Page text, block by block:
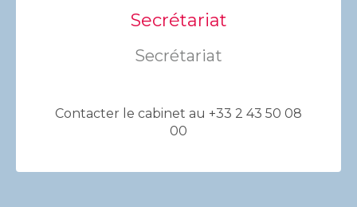
Secrétariat
Secrétariat
Contacter le cabinet au +33 2 43 50 08
00